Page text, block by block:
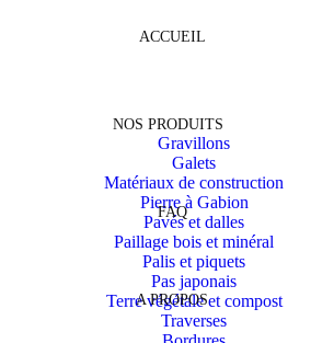
ACCUEIL
NOS PRODUITS
Gravillons
Galets
Matériaux de construction
Pierre à Gabion
Pavés et dalles
Paillage bois et minéral
Palis et piquets
Pas japonais
Terre végétale et compost
Traverses
FAQ
A PROPOS